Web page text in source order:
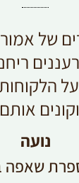
של
וקונים
נועה
שאפה